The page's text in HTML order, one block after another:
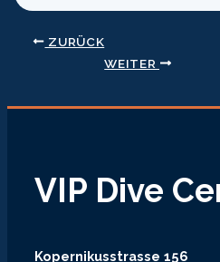
ZURÜCK
WEITER
VIP Dive
Kopernikusstrasse 156